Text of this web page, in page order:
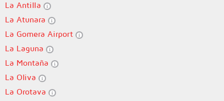
La Antilla
La Atunara
La Gomera Airport
La Laguna
La Montaña
La Oliva
La Orotava